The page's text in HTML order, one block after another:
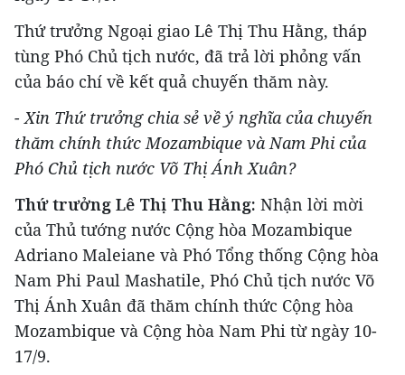
Thứ trưởng Ngoại giao Lê Thị Thu Hằng, tháp
tùng Phó Chủ tịch nước, đã trả lời phỏng vấn
của báo chí về kết quả chuyến thăm này.
- Xin Thứ trưởng chia sẻ về ý nghĩa của chuyến
thăm chính thức Mozambique và Nam Phi của
Phó Chủ tịch nước Võ Thị Ánh Xuân?
Thứ trưởng Lê Thị Thu Hằng: Nhận lời mời
của Thủ tướng nước Cộng hòa Mozambique
Adriano Maleiane và Phó Tổng thống Cộng hòa
Nam Phi Paul Mashatile, Phó Chủ tịch nước Võ
Thị Ánh Xuân đã thăm chính thức Cộng hòa
Mozambique và Cộng hòa Nam Phi từ ngày 10-
17/9.